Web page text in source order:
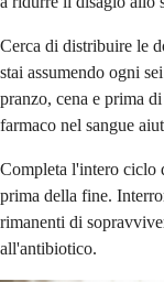
Cerca di distribuire le
stai assumendo ogni
pranzo, cena e prima
farmaco nel sangue
Completa l'intero ciclo
prima della fine.
rimanenti di
all'antibiotico.